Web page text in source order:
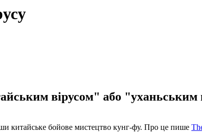
вірусом" або "уханьським
китайське бойове мистецтво кунг-фу. Про це пише